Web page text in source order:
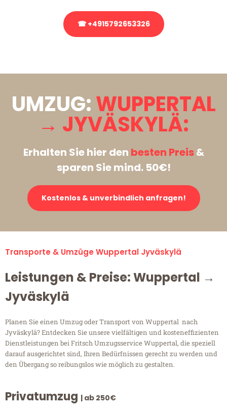
☎ +4915792653326
UMZUG:WUPPERTAL
→ JYVÄSKYLÄ:
Erhalten Sie hier den besten Preis&
sparen Sie mind. 50€!
Kostenlos & unverbindlich anfragen!
Transporte & Umzüge Wuppertal Jyväskylä
Leistungen & Preise: Wuppertal →
Jyväskylä
Planen Sie einen Umzug oder Transport von Wuppertal nach
Jyväskylä? Entdecken Sie unsere vielfältigen und kosteneffizienten
Dienstleistungen bei Fritsch Umzugsservice Wuppertal, die speziell
darauf ausgerichtet sind, Ihren Bedürfnissen gerecht zu werden und
den Übergang so reibungslos wie möglich zu gestalten.
Privatumzug | ab 250€